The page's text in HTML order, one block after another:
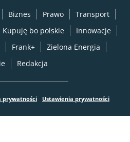
Biznes Prawo
Transport
Kupuję bo polskie
Innowacje
Frank+
Zielona Energia
Redakcja
prywatności Ustawienia prywatności